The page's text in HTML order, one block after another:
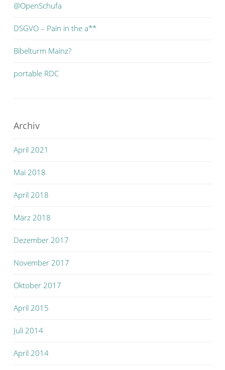
@OpenSchufa
DSGVO – Pain in the a**
Bibelturm Mainz?
portable RDC
Archiv
April 2021
Mai 2018
April 2018
März 2018
Dezember 2017
November 2017
Oktober 2017
April 2015
Juli 2014
April 2014